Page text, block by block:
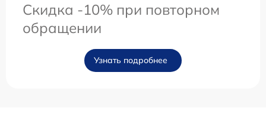
Скидка -10% при повторном
обращении
Узнать подробнее